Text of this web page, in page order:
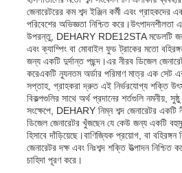
জেনারেটরের কম শব্দ ইঞ্জিন কর্মী এবং গ্রাহকদের
পরিবেশের অভিজ্ঞতা নিশ্চিত করে।উৎপাদনশীলতা
উপরন্তু, DEHARY RDE12STA মডেলটি
এবং ক্যাম্পিং বা মোবাইল ফুড ট্রাকের মতো
জন্য একটি দুর্দান্ত পছন্দ।এর নীরব ডিজেল
করেএকটি ন্যূনতম অর্ডার পরিমাণ মাত্র এক সেট
সপ্তাহ, গ্রাহকরা দ্রুত এই নির্ভরযোগ্য শক্তি
বিকল্পগুলির সাথে অর্থ প্রদানের শর্তগুলি নমনীয়,
সংক্ষেপে, DEHARY নিম্ন শব্দ জেনারেটর একটি
ডিজেল জেনারেটর খুঁজছেন যে কেউ জন্য একটি
হিসাবে দাঁড়িয়েছে।বাণিজ্যিক প্রয়োগ, বা
জেনারেটর দক্ষ এবং নিঃশব্দ শক্তি উত্পাদন
চাহিদা পূরণ করে।